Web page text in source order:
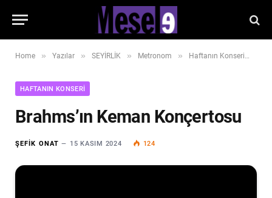
Home » Yazılar » SEYİRLİK » Metronom » Haftanın Konseri
HAFTANIN KONSERI
Brahms’ın Keman Konçertosu
ŞEFIK ONAT 15 KASIM 2024 124